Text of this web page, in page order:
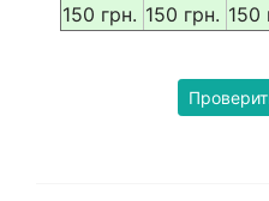
150 грн. 150 грн. 150